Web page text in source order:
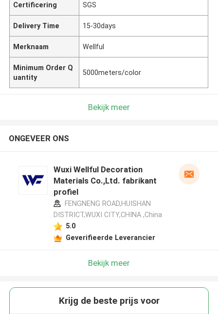
Certificering SGS
Delivery Time 15-30days
Merknaam Wellful
Minimum Order Q
uantity
5000meters/color
Bekijk meer
ONGEVEER ONS
Wuxi Wellful Decoration
Materials Co.,Ltd. fabrikant
profiel
FENGNENG ROAD,HUISHAN
DISTRICT,WUXI CITY,CHINA ,China
5.0
Geverifieerde Leverancier
Bekijk meer
Krijg de beste prijs voor